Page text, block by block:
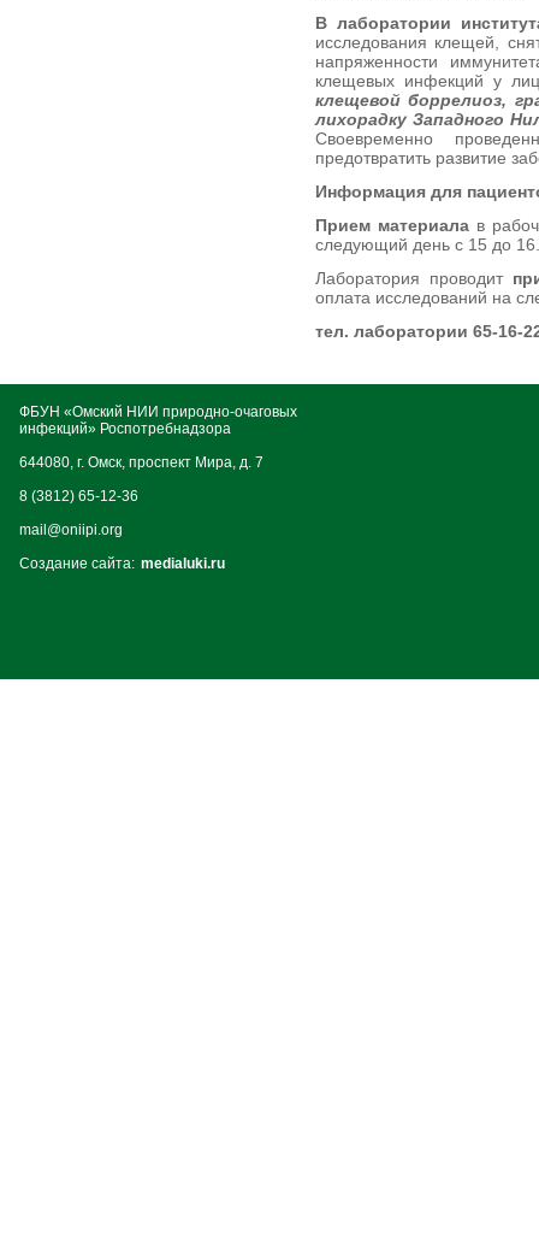
В лаборатории
исследования клещей,
напряженности
клещевых инфекций у
клещевой боррелиоз,
лихорадку Западного
Своевременно
предотвратить развитие
Информация для
Прием материалав
следующий день с 15 до
Лаборатория проводит
оплата исследований на
тел. лаборатории 65-16-
ФБУН «Омский НИИ природно-очаговых
инфекций» Роспотребнадзора
644080, г. Омск, проспект Мира, д. 7
8 (3812) 65-12-36
mail@oniipi.org
Создание сайта: medialuki.ru